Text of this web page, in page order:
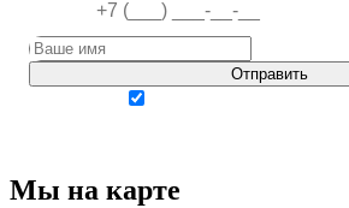
Отправить
Мы на карте